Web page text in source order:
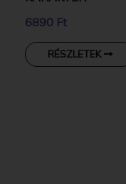
6890 Ft
RÉSZLETEK